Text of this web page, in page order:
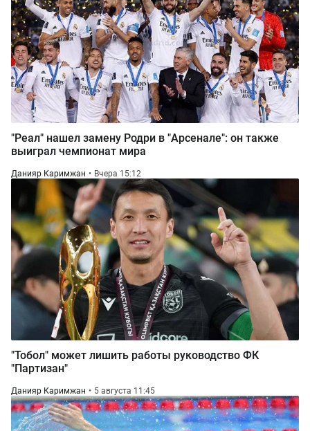
"Реал" нашел замену Родри в "Арсенале": он также
выиграл чемпионат мира
Данияр Каримжан Вчера 15:12
"Тобол" может лишить работы руководство ФК
"Партизан"
Данияр Каримжан 5 августа 11:45